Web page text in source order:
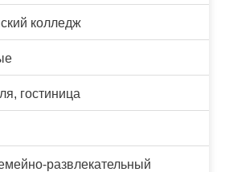
колледж
гостиница
развлекательный